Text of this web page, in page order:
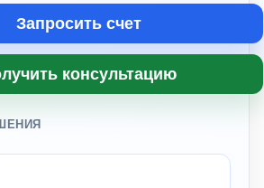
Запросить счет
консультацию